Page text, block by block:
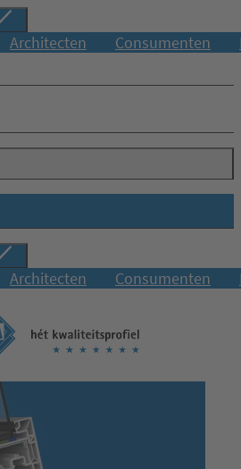
Architecten Consumenten
Architecten Consumenten